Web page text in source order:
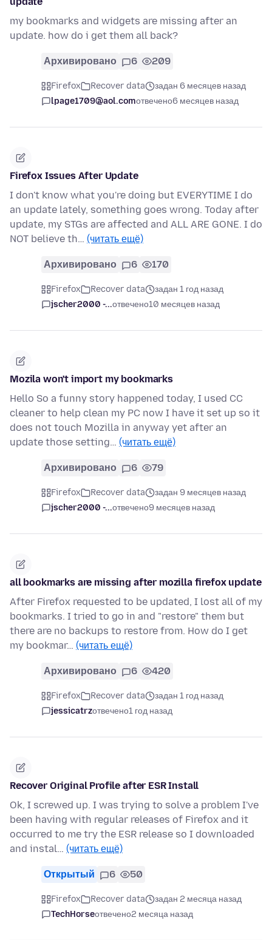
my bookmarks and widgets are missing after an
update. how do i get them all back?
Архивировано 6 209
Firefox Recover data
задан 6 месяцев назад
lpage1709@aol.comотвечено6 месяцев назад
Firefox Issues After Update
I don't know what you're doing but EVERYTIME I do
an update lately, something goes wrong. Today after
update, my STGs are affected and ALL ARE GONE. I do
NOT believe th… (читать ещё)
Архивировано 6 170
Firefox Recover data
задан 1 год назад
jscher2000 -...отвечено10 месяцев назад
Mozila won't import my bookmarks
Hello So a funny story happened today, I used CC
cleaner to help clean my PC now I have it set up so it
does not touch Mozilla in anyway yet after an
update those setting… (читать ещё)
Архивировано 6 79
Firefox Recover data
задан 9 месяцев назад
jscher2000 -...отвечено9 месяцев назад
all bookmarks are missing after mozilla firefox update
After Firefox requested to be updated, I lost all of my
bookmarks. I tried to go in and "restore" them but
there are no backups to restore from. How do I get
my bookmar… (читать ещё)
Архивировано 6 420
Firefox Recover data
задан 1 год назад
jessicatrzотвечено1 год назад
Recover Original Profile after ESR Install
Ok, I screwed up. I was trying to solve a problem I've
been having with regular releases of Firefox and it
occurred to me try the ESR release so I downloaded
and instal… (читать ещё)
Открытый 6 50
Firefox Recover data
задан 2 месяца назад
TechHorseотвечено2 месяца назад